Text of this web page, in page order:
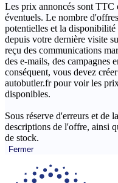
Les prix annoncés sont TTC
éventuels. Le nombre
potentielles et la disponibilité
depuis votre dernière visite
reçu des communications
des e-mails, des campagnes
conséquent, vous devez
autobutler.fr pour voir les
disponibles.
Sous réserve d'erreurs et de
descriptions de l'offre, ainsi
de stock.
Fermer